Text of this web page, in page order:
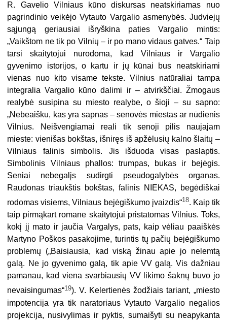
R. Gavelio Vilniaus kūno diskursas neatskiriamas nuo
pagrindinio veikėjo Vytauto Vargalio asmenybės. Judviejų
sąjungą geriausiai išryškina paties Vargalio mintis:
„Vaikštom ne tik po Vilnių – ir po mano vidaus gatves.“ Taip
tarsi skaitytojui nurodoma, kad Vilniaus ir Vargalio
gyvenimo istorijos, o kartu ir jų kūnai bus neatskiriami
vienas nuo kito visame tekste. Vilnius natūraliai tampa
integralia Vargalio kūno dalimi ir – atvirkščiai. Žmogaus
realybė susipina su miesto realybe, o šioji – su sapno:
„Nebeaišku, kas yra sapnas – senovės miestas ar nūdienis
Vilnius. Neišvengiamai reali tik senoji pilis naujajam
mieste: vienišas bokštas, išniręs iš apžėlusių kalno šlaitų –
Vilniaus falinis simbolis. Jis išduoda visas paslaptis.
Simbolinis Vilniaus phallos: trumpas, bukas ir bejėgis.
Seniai nebegalįs sudirgti pseudogalybės organas.
Raudonas triaukštis bokštas, falinis NIEKAS, begėdiškai
rodomas visiems, Vilniaus bejėgiškumo įvaizdis“18. Kaip tik
taip pirmąkart romane skaitytojui pristatomas Vilnius. Toks,
kokį jį mato ir jaučia Vargalys, pats, kaip vėliau paaiškės
Martyno Poškos pasakojime, turintis tų pačių bejėgiškumo
problemų („Baisiausia, kad viską žinau apie jo nelemtą
galą. Ne jo gyvenimo galą, tik apie VV galą. Vis dažniau
pamanau, kad viena svarbiausių VV likimo šaknų buvo jo
nevaisingumas“19). V. Kelertienės žodžiais tariant, „miesto
impotencija yra tik naratoriaus Vytauto Vargalio negalios
projekcija, nusivylimas ir pyktis, sumaišyti su neapykanta